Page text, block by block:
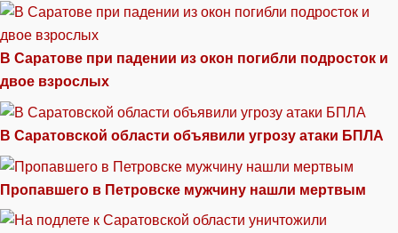
В Саратове при падении из окон погибли подросток и
двое взрослых
В Саратовской области объявили угрозу атаки БПЛА
Пропавшего в Петровске мужчину нашли мертвым